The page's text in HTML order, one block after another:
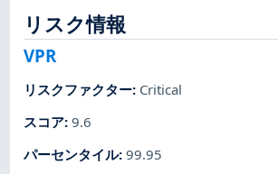
リスク情報
VPR
リスクファクター: Critical
スコア:9.6
パーセンタイル:99.95